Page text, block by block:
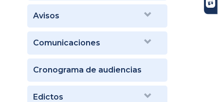
Avisos
Comunicaciones
Cronograma de audiencias
Edictos